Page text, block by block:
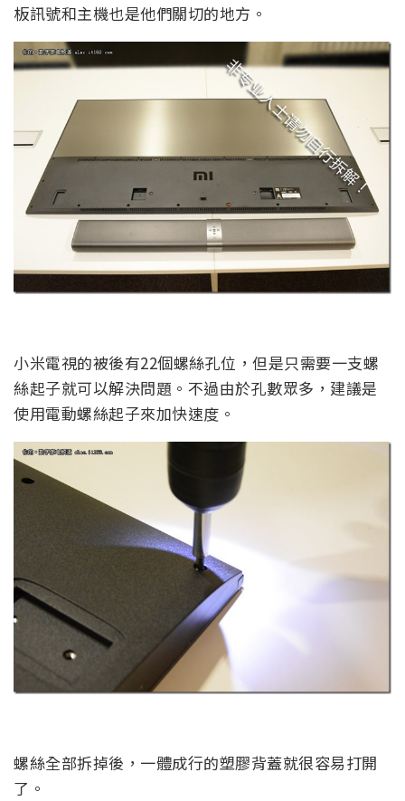
板訊號和主機也是他們關切的地方。
小米電視的被後有22個螺絲孔位，但是只需要一支螺
絲起子就可以解決問題。不過由於孔數眾多，建議是
使用電動螺絲起子來加快速度。
螺絲全部拆掉後，一體成行的塑膠背蓋就很容易打開
了。